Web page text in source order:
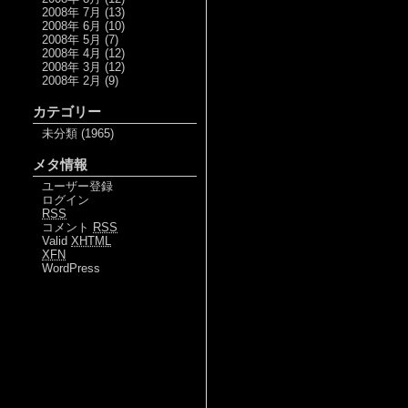
2008年 7月 (13)
2008年 6月 (10)
2008年 5月 (7)
2008年 4月 (12)
2008年 3月 (12)
2008年 2月 (9)
カテゴリー
未分類 (1965)
メタ情報
ユーザー登録
ログイン
RSS
コメント RSS
Valid XHTML
XFN
WordPress